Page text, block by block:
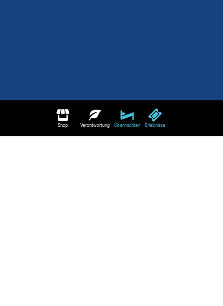
Shop Verantwortung Übernachten Erlebnisse